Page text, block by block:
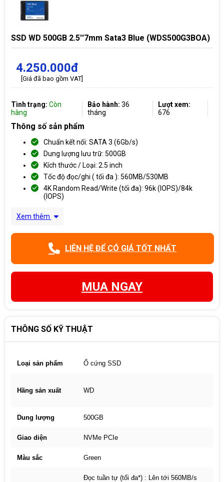
SSD WD 500GB 2.5''7mm Sata3 Blue (WDS500G3BOA)
4.250.000đ
[Giá đã bao gồm VAT]
Tình trạng: Còn
hàng
Bảo hành: 36
tháng
Lượt xem:
676
Thông số sản phẩm
Chuẩn kết nối: SATA 3 (6Gb/s)
Dung lượng lưu trữ: 500GB
Kích thước / Loại: 2.5 inch
Tốc độ đọc/ghi ( tối đa ): 560MB/530MB
4K Random Read/Write (tối đa): 96k (IOPS)/84k
(IOPS)
Xem thêm
LIÊN HỆ ĐỂ CÓ GIÁ TỐT NHẤT
MUA NGAY
THÔNG SỐ KỸ THUẬT
Loại sản phẩm Ổ cứng SSD
Hãng sản xuất WD
Dung lượng 500GB
Giao diện NVMe PCIe
Màu sắc Green
Đọc tuần tự (tối đa*) : Lên tới 560MB/s